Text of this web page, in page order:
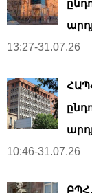
13:27-31.07.26
10:46-31.07.26